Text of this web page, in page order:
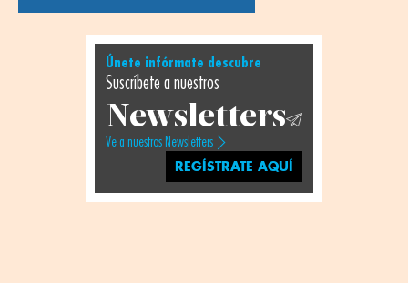
Únete infórmate descubre
Suscríbete a nuestros
Newsletters
Ve a nuestros Newsletters
REGÍSTRATE AQUÍ